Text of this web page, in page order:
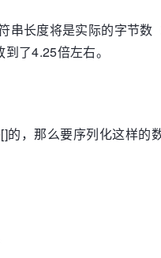
长度将是实际的字节数
了4.25倍左右。
，那么要序列化这样